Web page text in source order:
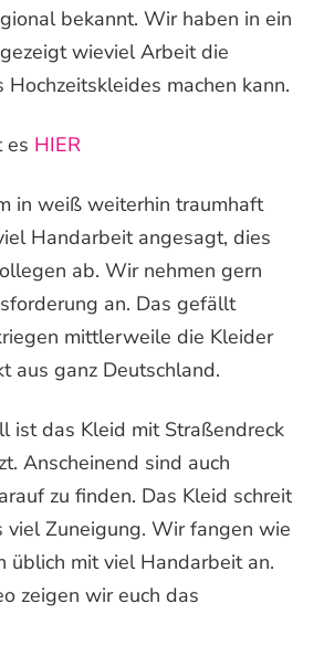
bekannt. Wir haben in ein
wieviel Arbeit die
Hochzeitskleides machen kann.
es HIER
in weiß weiterhin traumhaft
Handarbeit angesagt, dies
ab. Wir nehmen gern
an. Das gefällt
mittlerweile die Kleider
aus ganz Deutschland.
ist das Kleid mit Straßendreck
Anscheinend sind auch
zu finden. Das Kleid schreit
viel Zuneigung. Wir fangen wie
üblich mit viel Handarbeit an.
zeigen wir euch das